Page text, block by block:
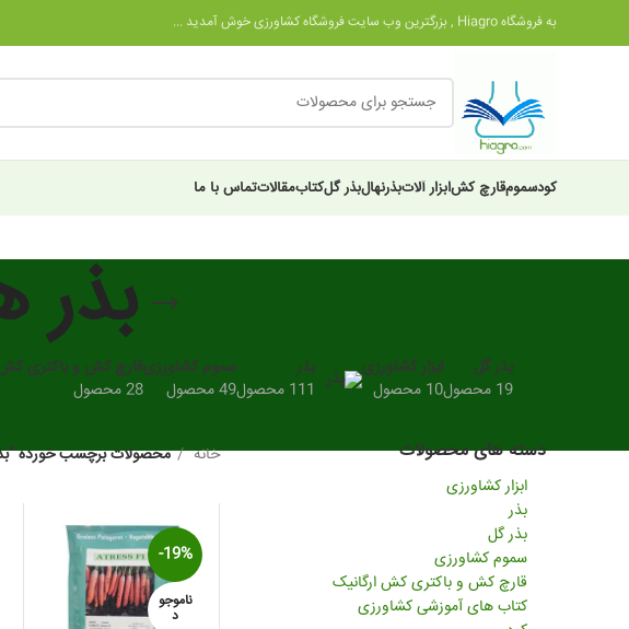
به فروشگاه Hiagro , بزرگترین وب سایت فروشگاه کشاورزی خوش آمدید ...
کودسمومقارچ کشابزار آلاتبذرنهالبذر گلکتابمقالاتتماس با ما
بذر
بذر گل
19 محصول
ابزار کشاورزی
10 محصول
بذر
111 محصول
سموم کشاورزی
49 محصول
قارچ کش و باکتری کش
28 محصول
دسته های محصولات
ابزار کشاورزی
بذر
بذر گل
سموم کشاورزی
قارچ کش و باکتری کش ارگانیک
کتاب های آموزشی کشاورزی
خانه محصولات برچسب خورده
-19%
ناموجو
د